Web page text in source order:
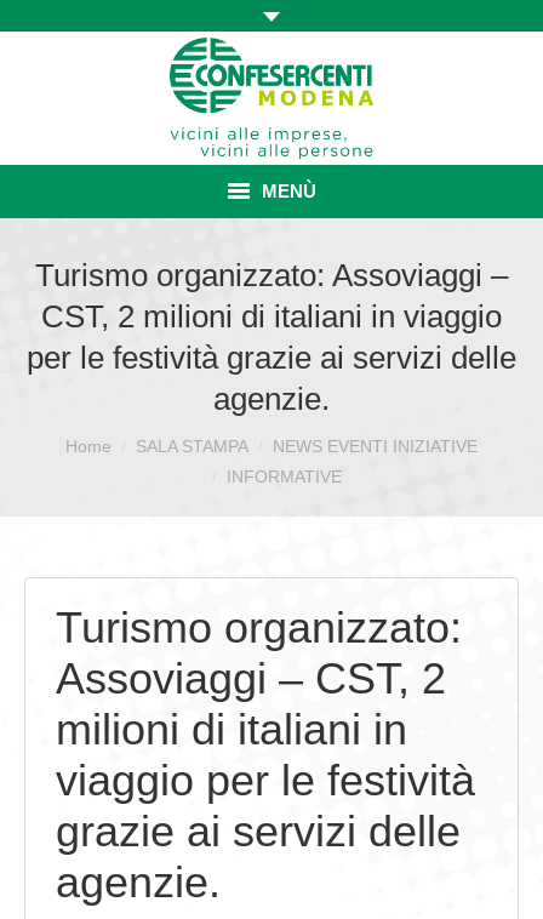
MENÙ
ASSOCIAZIONE
ISCRIZIONE E VANTAGGI
CONVENZIONI ISCRITTI
CATEGORIE SINDACALI
GIOVEDÌ GASTRONOMICI
COMUNICATI E NEWS
CONTATTI
Turismo organizzato: Assoviaggi –
CST, 2 milioni di italiani in viaggio
per le festività grazie ai servizi delle
agenzie.
Sei qui:Home SALA STAMPA
NEWS EVENTI INIZIATIVE
INFORMATIVE
Turismo organizzato:
Assoviaggi – CST, 2
milioni di italiani in
viaggio per le festività
grazie ai servizi delle
agenzie.